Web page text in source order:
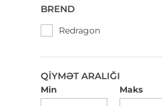
BREND
Redragon
QIYMƏT ARALIĞI
Min Maks